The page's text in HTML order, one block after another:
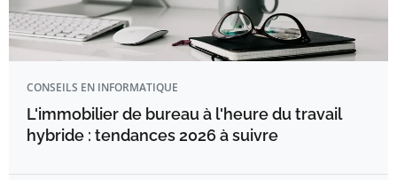
CONSEILS EN INFORMATIQUE
L'immobilier de bureau à l'heure du travail
hybride : tendances 2026 à suivre